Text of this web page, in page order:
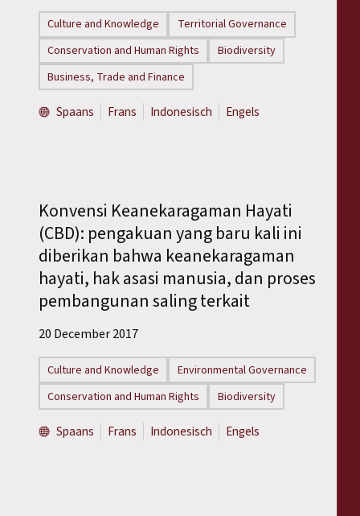
Culture and Knowledge
Territorial Governance
Conservation and Human Rights
Biodiversity
Business, Trade and Finance
Spaans Frans Indonesisch Engels
Konvensi Keanekaragaman Hayati
(CBD): pengakuan yang baru kali ini
diberikan bahwa keanekaragaman
hayati, hak asasi manusia, dan proses
pembangunan saling terkait
20 December 2017
Culture and Knowledge
Environmental Governance
Conservation and Human Rights
Biodiversity
Spaans Frans Indonesisch Engels